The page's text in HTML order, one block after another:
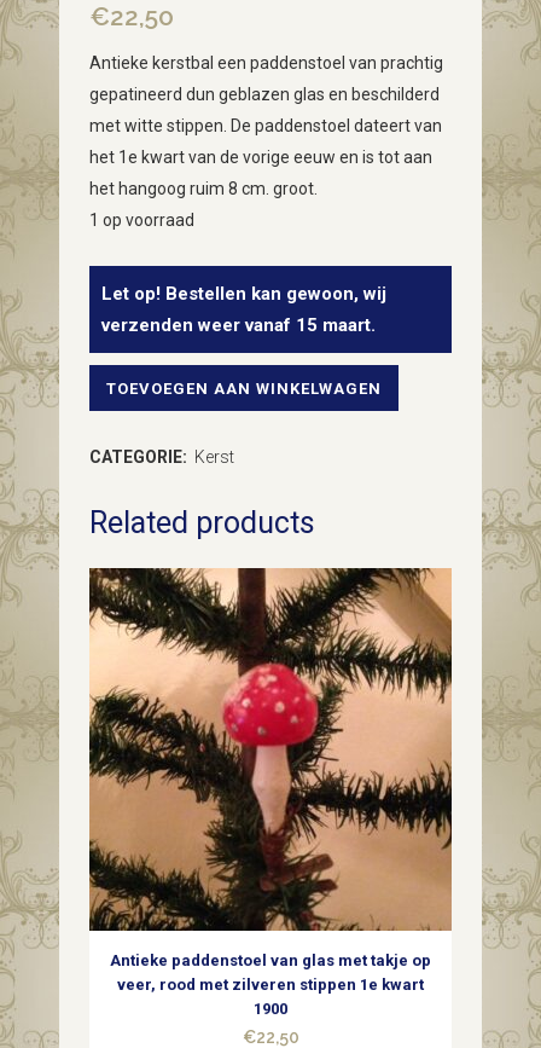
€22,50
Antieke kerstbal een paddenstoel van prachtig
gepatineerd dun geblazen glas en beschilderd
met witte stippen. De paddenstoel dateert van
het 1e kwart van de vorige eeuw en is tot aan
het hangoog ruim 8 cm. groot.
1 op voorraad
Let op! Bestellen kan gewoon, wij
verzenden weer vanaf 15 maart.
Antieke
van
geheel
gepatineerd
geblazen
glas
zilver
1e
kwart
1900
TOEVOEGEN AAN WINKELWAGEN
CATEGORIE: Kerst
Related products
Antieke paddenstoel van glas met takje op
veer, rood met zilveren stippen 1e kwart
1900
€22,50